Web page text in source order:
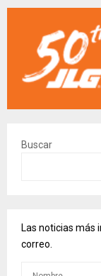
Buscar
Las noticias más
correo.